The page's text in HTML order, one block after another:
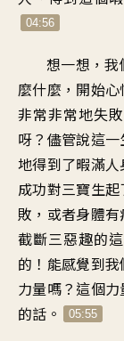
04:56
想一想，
麼什麼，開始
非常非常地失
呀？儘管說這
地得到了暇滿
成功對三寶生
敗，或者身體
截斷三惡趣的
的！能感覺到
力量嗎？這個
的話。
05:55